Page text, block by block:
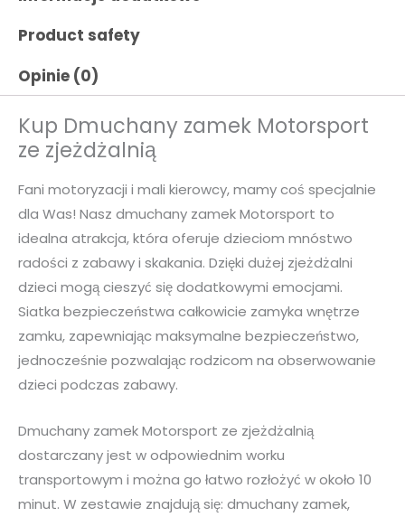
Product safety
Opinie (0)
Kup Dmuchany zamek Motorsport
ze zjeżdżalnią
Fani motoryzacji i mali kierowcy, mamy coś specjalnie
dla Was! Nasz dmuchany zamek Motorsport to
idealna atrakcja, która oferuje dzieciom mnóstwo
radości z zabawy i skakania. Dzięki dużej zjeżdżalni
dzieci mogą cieszyć się dodatkowymi emocjami.
Siatka bezpieczeństwa całkowicie zamyka wnętrze
zamku, zapewniając maksymalne bezpieczeństwo,
jednocześnie pozwalając rodzicom na obserwowanie
dzieci podczas zabawy.
Dmuchany zamek Motorsport ze zjeżdżalnią
dostarczany jest w odpowiednim worku
transportowym i można go łatwo rozłożyć w około 10
minut. W zestawie znajdują się: dmuchany zamek,